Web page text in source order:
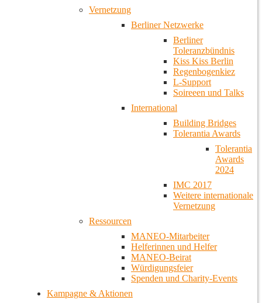
Vernetzung
Berliner Netzwerke
Berliner
Toleranzbündnis
Kiss Kiss Berlin
Regenbogenkiez
L-Support
Soireeen und Talks
International
Building Bridges
Tolerantia Awards
Tolerantia
Awards
2024
IMC 2017
Weitere internationale
Vernetzung
Ressourcen
MANEO-Mitarbeiter
Helferinnen und Helfer
MANEO-Beirat
Würdigungsfeier
Spenden und Charity-Events
Kampagne & Aktionen